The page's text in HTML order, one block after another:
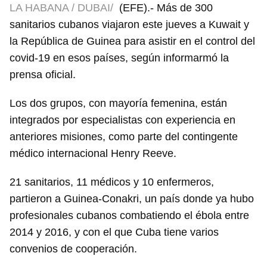
LA HABANA / DUBAI/ (EFE).- Más de 300
sanitarios cubanos viajaron este jueves a Kuwait y
la República de Guinea para asistir en el control del
covid-19 en esos países, según informarmó la
prensa oficial.
Los dos grupos, con mayoría femenina, están
integrados por especialistas con experiencia en
anteriores misiones, como parte del contingente
médico internacional Henry Reeve.
21 sanitarios, 11 médicos y 10 enfermeros,
partieron a Guinea-Conakri, un país donde ya hubo
profesionales cubanos combatiendo el ébola entre
2014 y 2016, y con el que Cuba tiene varios
convenios de cooperación.